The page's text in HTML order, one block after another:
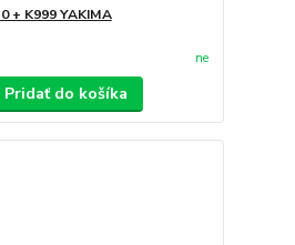
+ K999 YAKIMA
ne
Pridať do košíka